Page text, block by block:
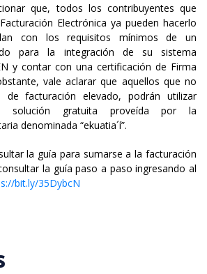
que, todos los contribuyentes que
Electrónica ya pueden hacerlo
con los requisitos mínimos de un
para la integración de su sistema
y contar con una certificación de Firma
vale aclarar que aquellos que no
de facturación elevado, podrán utilizar
solución gratuita proveída por la
denominada “ekuatia´í”.
la guía para sumarse a la facturación
la guía paso a paso ingresando al
bit.ly/35DybcN